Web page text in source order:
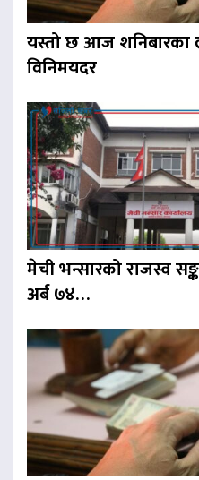
यस्तो छ आज शनिबारका
विनिमयदर
मेची भन्सारको राजस्व
अर्ब ७४…